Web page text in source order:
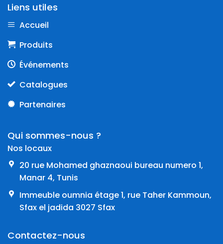
Liens utiles
Accueil
Produits
Événements
Catalogues
Partenaires
Qui sommes-nous ?
Nos locaux
20 rue Mohamed ghaznaoui bureau numero 1,
Manar 4, Tunis
Immeuble oumnia étage 1, rue Taher Kammoun,
Sfax el jadida 3027 Sfax
Contactez-nous